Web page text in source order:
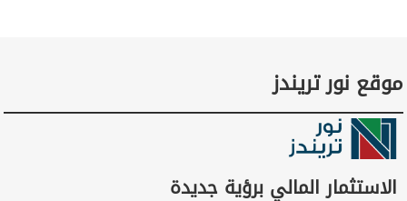
موقع نور تريندز
الاستثمار المالي برؤية جديدة